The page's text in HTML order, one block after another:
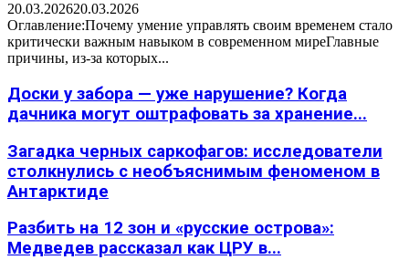
20.03.202620.03.2026
Оглавление:Почему умение управлять своим временем стало
критически важным навыком в современном миреГлавные
причины, из-за которых...
Доски у забора — уже нарушение? Когда
дачника могут оштрафовать за хранение...
Загадка черных саркофагов: исследователи
столкнулись с необъяснимым феноменом в
Антарктиде
Разбить на 12 зон и «русские острова»:
Медведев рассказал как ЦРУ в...